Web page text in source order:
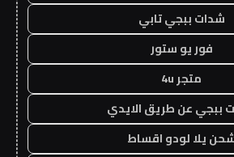
شدات ببجي تابي
فور يو ستور
متجر 4u
ببجي عن طريق الايدي
يلا لودو اقساط